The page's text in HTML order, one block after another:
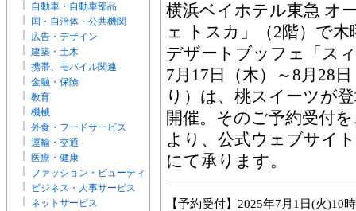
自動車・自動車部品
国・自治体・公共機関
広告・デザイン
建築・土木
携帯、モバイル関連
金融・保険
教育
機械
外食・フードサービス
運輸・交通
医療・健康
ファッション・ビューティ
ー
ビジネス・人事サービス
ネットサービス
横浜ベイホテル東急 オ
ェ トスカ」（2階）で
デザートブッフェ「ス
7月17日（木）～8月28
り）は、桃スイーツが
開催。そのご予約受付
より、公式ウェブサイ
にて承ります。
【予約受付】2025年7月1日(火)10